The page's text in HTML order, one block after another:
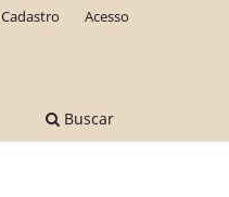
Buscar
Cadastro Acesso